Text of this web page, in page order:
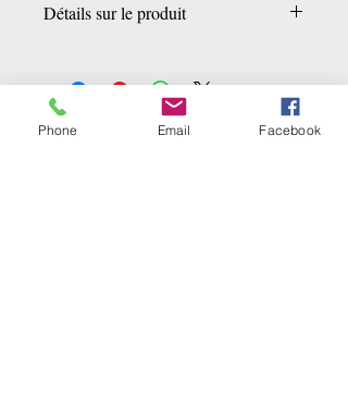
Détails sur le produit
Editeur :
Hachette Livre BNF (1
novembre 2016)
Collection : Histoire
Phone Email Facebook